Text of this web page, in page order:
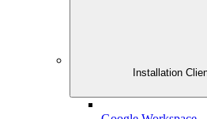
Installation